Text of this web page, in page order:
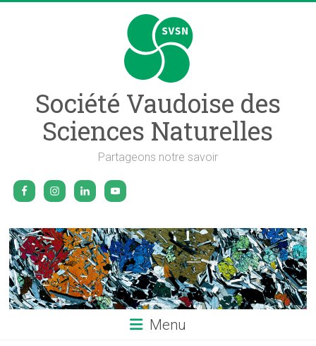
Société Vaudoise des
Sciences Naturelles
Partageons notre savoir
Menu